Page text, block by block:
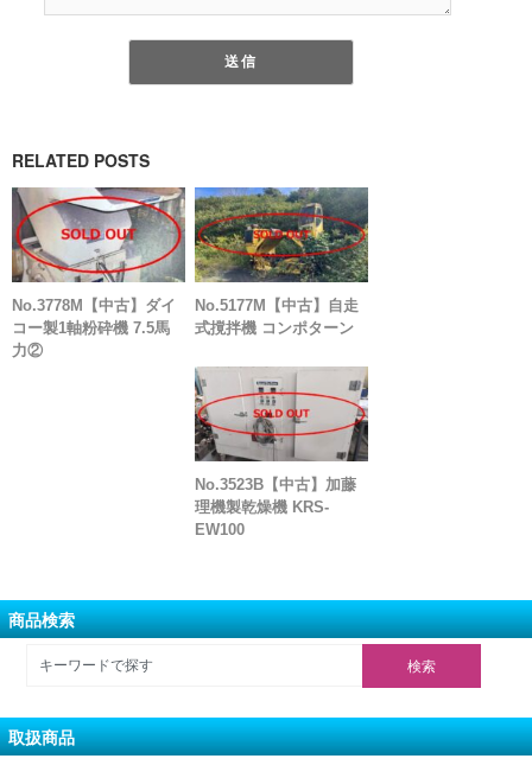
RELATED POSTS
No.3778M【中古】ダイ
コー製1軸粉砕機 7.5馬
力②
No.5177M【中古】自走
式撹拌機 コンポターン
No.3523B【中古】加藤
理機製乾燥機 KRS-
EW100
商品検索
取扱商品